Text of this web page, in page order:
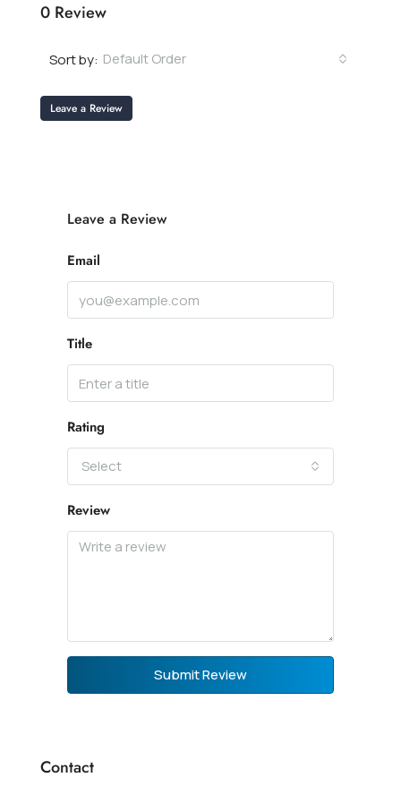
0 Review
Sort by: Default Order
Leave a Review
Leave a Review
Email
Title
Rating
Select
Review
Submit Review
Contact